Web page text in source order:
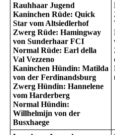
Rauhhaar Jugend
Kaninchen Rüde: Quick
Star vom Altsiedlerhof
Zwerg Rüde: Hamingway
von Sunderhaar FCI
Normal Rüde: Earl della
Val Vezzeno
Kaninchen Hündin: Matilda
von der Ferdinandsburg
Zwerg Hündin: Hannelene
vom Harderberg
Normal Hündin:
Willhelmijn von der
Busxhaege